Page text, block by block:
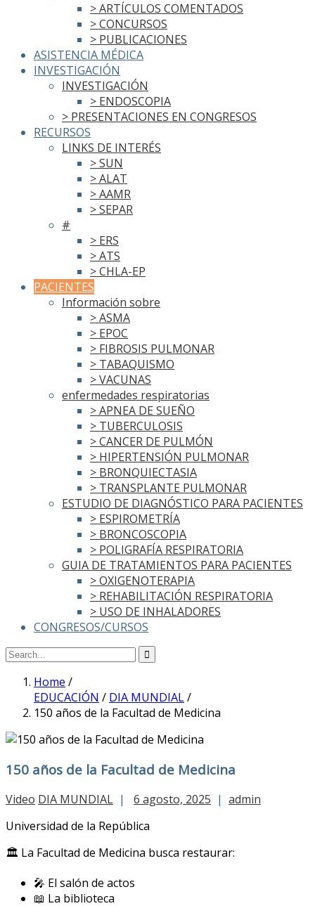
> ARTÍCULOS COMENTADOS
> CONCURSOS
> PUBLICACIONES
ASISTENCIA MÉDICA
INVESTIGACIÓN
INVESTIGACIÓN
> ENDOSCOPIA
> PRESENTACIONES EN CONGRESOS
RECURSOS
LINKS DE INTERÉS
> SUN
> ALAT
> AAMR
> SEPAR
#
> ERS
> ATS
> CHLA-EP
PACIENTES
Información sobre
> ASMA
> EPOC
> FIBROSIS PULMONAR
> TABAQUISMO
> VACUNAS
enfermedades respiratorias
> APNEA DE SUEÑO
> TUBERCULOSIS
> CANCER DE PULMÓN
> HIPERTENSIÓN PULMONAR
> BRONQUIECTASIA
> TRANSPLANTE PULMONAR
ESTUDIO DE DIAGNÓSTICO PARA PACIENTES
> ESPIROMETRÍA
> BRONCOSCOPIA
> POLIGRAFÍA RESPIRATORIA
GUIA DE TRATAMIENTOS PARA PACIENTES
> OXIGENOTERAPIA
> REHABILITACIÓN RESPIRATORIA
> USO DE INHALADORES
CONGRESOS/CURSOS
Home /
EDUCACIÓN / DIA MUNDIAL/
150 años de la Facultad de Medicina
150 años de la Facultad de Medicina
Video DIA MUNDIAL | 6 agosto, 2025 | admin
Universidad de la República
🏛️ La Facultad de Medicina busca restaurar:
🎤 El salón de actos
📖 La biblioteca